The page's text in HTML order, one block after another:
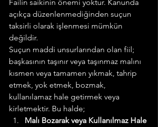
Failin saikinin önemi yoktur. Kanunda
açıkça düzenlenmediğinden suçun
taksirli olarak işlenmesi mümkün
değildir.
Suçun maddi unsurlarından olan fiil;
başkasının taşınır veya taşınmaz malını
kısmen veya tamamen yıkmak, tahrip
etmek, yok etmek, bozmak,
kullanılamaz hale getirmek veya
kirletmektir. Bu halde;
Malı Bozarak veya Kullanılmaz Hale